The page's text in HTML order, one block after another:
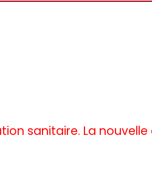
sanitaire. La